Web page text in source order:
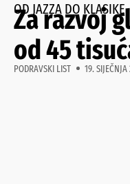
OD JAZZA DO KLASIKE
Za razvoj
od 45
PODRAVSKI LIST 19.